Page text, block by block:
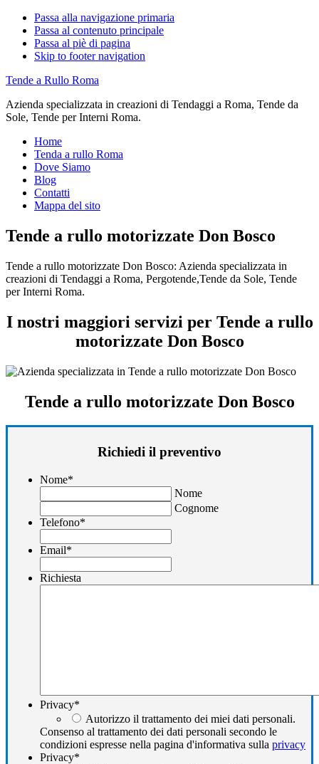
Passa alla navigazione primaria
Passa al contenuto principale
Passa al piè di pagina
Skip to footer navigation
Tende a Rullo Roma
Azienda specializzata in creazioni di Tendaggi a Roma, Tende da
Sole, Tende per Interni Roma.
Home
Tenda a rullo Roma
Dove Siamo
Blog
Contatti
Mappa del sito
Tende a rullo motorizzate Don Bosco
Tende a rullo motorizzate Don Bosco: Azienda specializzata in
creazioni di Tendaggi a Roma, Pergotende,Tende da Sole, Tende
per Interni Roma.
I nostri maggiori servizi per Tende a rullo
motorizzate Don Bosco
Tende a rullo motorizzate Don Bosco
Richiedi il preventivo
Nome*
Nome
Cognome
Telefono*
Email*
Richiesta
Privacy*
Autorizzo il trattamento dei miei dati personali.
Consenso al trattamento dei dati personali secondo le
condizioni espresse nella pagina d'informativa sulla privacy
Privacy*